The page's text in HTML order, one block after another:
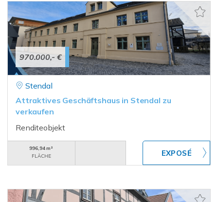
970.000,- €
Stendal
Attraktives Geschäftshaus in Stendal zu
verkaufen
Renditeobjekt
996,94 m²
FLÄCHE